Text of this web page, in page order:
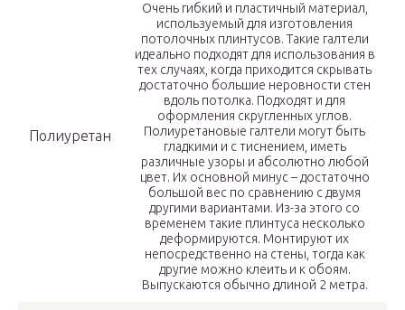
Полиуретан
Очень гибкий и пластичный материал,
используемый для изготовления
потолочных плинтусов. Такие галтели
идеально подходят для использования в
тех случаях, когда приходится скрывать
достаточно большие неровности стен
вдоль потолка. Подходят и для
оформления скругленных углов.
Полиуретановые галтели могут быть
гладкими и с тиснением, иметь
различные узоры и абсолютно любой
цвет. Их основной минус – достаточно
большой вес по сравнению с двумя
другими вариантами. Из-за этого со
временем такие плинтуса несколько
деформируются. Монтируют их
непосредственно на стены, тогда как
другие можно клеить и к обоям.
Выпускаются обычно длиной 2 метра.